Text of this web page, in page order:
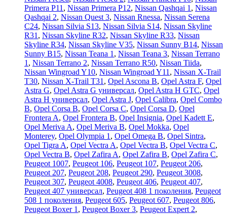
Primera P11 , Nissan Primera P12, Nissan Qashqai 1 , Nissan
Qashqai 2, Nissan Quest 3, Nissan Rnessa, Nissan Serena
C24, Nissan Silvia S13, Nissan Silvia S14, Nissan Skyline
R31 , Nissan Skyline R32, Nissan Skyline R33, Nissan
Skyline R34, Nissan Skyline V35, Nissan Sunny B14, Nissan
Sunny B15, Nissan Teana 1 , Nissan Teana 3, Nissan Terrano
1 , Nissan Terrano 2, Nissan Terrano R50, Nissan Tiida,
Nissan Wingroad Y10, Nissan Wingroad Y11 , Nissan X-Trail
T30, Nissan X-Trail T31 , Opel Ascona B, Opel Astra F, Opel
Astra G, Opel Astra G универсал, Opel Astra H GTC, Opel
Astra H универсал, Opel Astra J, Opel Calibra, Opel Combo
B, Opel Corsa B, Opel Corsa C, Opel Corsa D, Opel
Frontera A, Opel Frontera B, Opel Insignia, Opel Kadett E,
Opel Meriva A, Opel Meriva B, Opel Mokka, Opel
Monterey, Opel Olympia 1 , Opel Omega B, Opel Sintra,
Opel Tigra A, Opel Vectra A, Opel Vectra B, Opel Vectra C,
Opel Vectra В, Opel Zafira A, Opel Zafira B, Opel Zafira C,
Peugeot 1007, Peugeot 106, Peugeot 107, Peugeot 206,
Peugeot 207, Peugeot 208, Peugeot 290, Peugeot 3008,
Peugeot 307, Peugeot 4008, Peugeot 406, Peugeot 407,
Peugeot 407 универсал, Peugeot 408 1 поколения, Peugeot
508 1 поколения, Peugeot 605, Peugeot 607, Peugeot 806,
Peugeot Boxer 1 , Peugeot Boxer 3, Peugeot Expert 2,